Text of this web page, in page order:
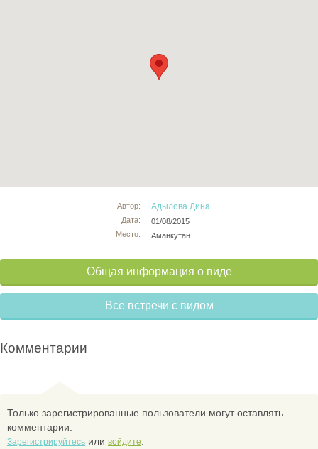
Автор:
Дата:
Место:
Адылова Дина
01/08/2015
Аманкутан
Общая информация о виде
Все встречи с видом
Комментарии
Только зарегистрированные пользователи могут оставлять
комментарии.
Зарегистрируйтесь или войдите